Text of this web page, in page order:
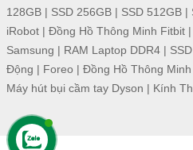
128GB| SSD 256GB| SSD 512GB|
iRobot| Đồng Hồ Thông Minh Fitbit|
Samsung | RAM Laptop DDR4|
Động | Foreo | Đồng Hồ Thông
Máy hút bụi cầm tay Dyson | Kính